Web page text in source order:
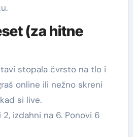
(za hitne
stopala čvrsto na tlo i
online ili nežno skreni
si live.
2, izdahni na 6. Ponovi 6